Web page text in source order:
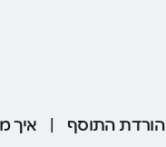
הורדת התוסף | איך